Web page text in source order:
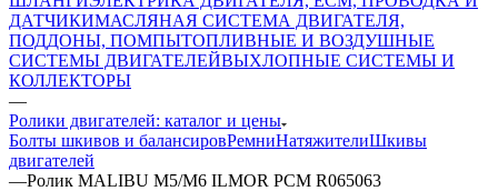
ДАТЧИКИМАСЛЯНАЯ СИСТЕМА ДВИГАТЕЛЯ,
ПОДДОНЫ, ПОМПЫТОПЛИВНЫЕ И ВОЗДУШНЫЕ
СИСТЕМЫ ДВИГАТЕЛЕЙВЫХЛОПНЫЕ СИСТЕМЫ И
КОЛЛЕКТОРЫ
—
Ролики двигателей: каталог и цены
Болты шкивов и балансировРемниНатяжителиШкивы
двигателей
—Ролик MALIBU M5/M6 ILMOR PCM R065063